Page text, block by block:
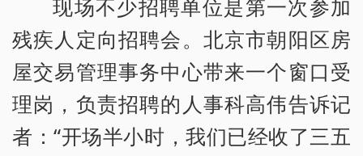
现场不少招聘单位是第一次参加
残疾人定向招聘会。北京市朝阳区房
屋交易管理事务中心带来一个窗口受
理岗，负责招聘的人事科高伟告诉记
者：“开场半小时，我们已经收了三五